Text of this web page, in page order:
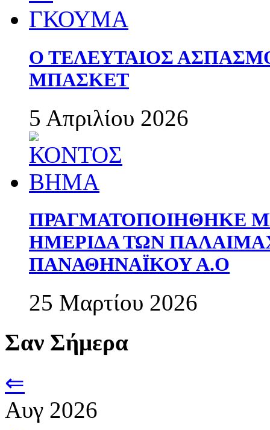
Ο ΤΕΛΕΥΤΑΙΟΣ
ΜΠΑΣΚΕΤ
5 Απριλίου 2026
ΠΡΑΓΜΑΤΟΠΟΙΗΘΗΚΕ
ΗΜΕΡΙΔΑ ΤΩΝ
ΠΑΝΑΘΗΝΑΪΚΟΥ Α.Ο
25 Μαρτίου 2026
Σαν Σήμερα
⇐
Αυγ 2026